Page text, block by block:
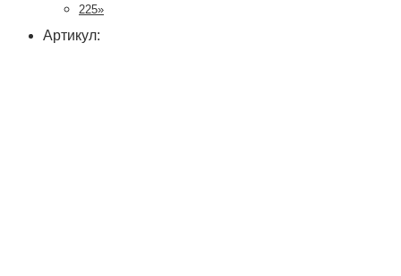
225»
Артикул: